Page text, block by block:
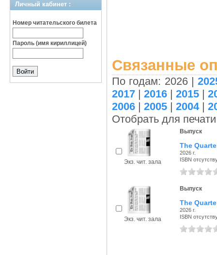
Личный кабинет :
Номер читательского билета
Пароль (имя кириллицей)
Связанные
По годам: 2026 |
2017 |2016 |2015 |
2006 | 2005 | 2004|
Отобрать для
Экз. чит. зала
Выпуск
The
2026 г.
ISBN
Экз. чит. зала
Выпуск
The
2026 г.
ISBN